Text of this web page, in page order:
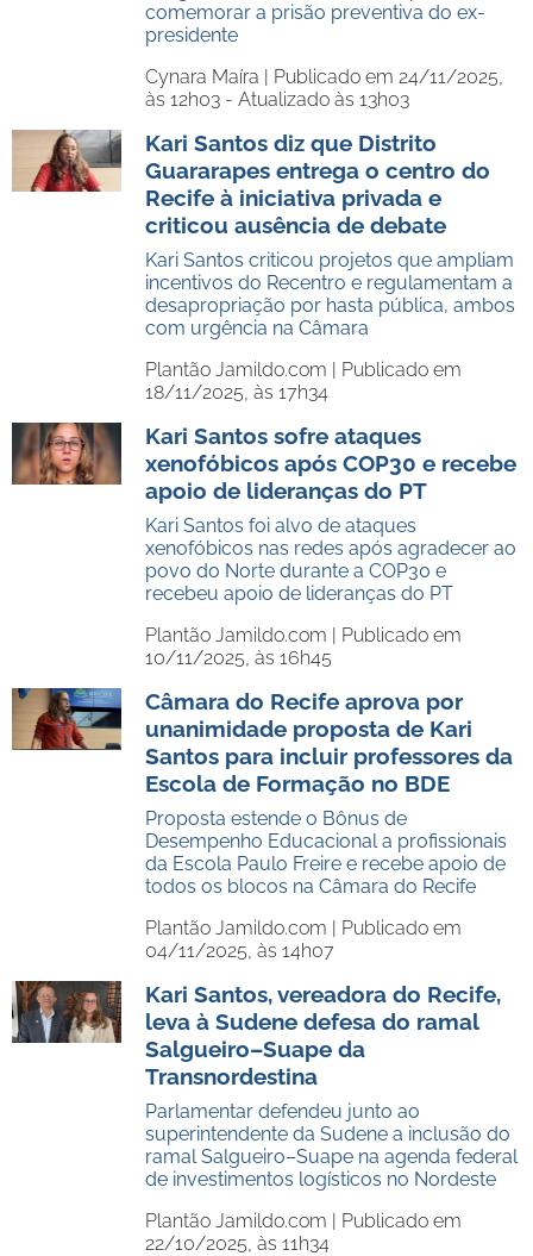
comemorar a prisão preventiva do ex-
presidente
Cynara Maíra | Publicado em 24/11/2025,
às 12h03 - Atualizado às 13h03
Kari Santos diz que Distrito
Guararapes entrega o centro do
Recife à iniciativa privada e
criticou ausência de debate
Kari Santos criticou projetos que ampliam
incentivos do Recentro e regulamentam a
desapropriação por hasta pública, ambos
com urgência na Câmara
Plantão Jamildo.com | Publicado em
18/11/2025, às 17h34
Kari Santos sofre ataques
xenofóbicos após COP30 e recebe
apoio de lideranças do PT
Kari Santos foi alvo de ataques
xenofóbicos nas redes após agradecer ao
povo do Norte durante a COP30 e
recebeu apoio de lideranças do PT
Plantão Jamildo.com | Publicado em
10/11/2025, às 16h45
Câmara do Recife aprova por
unanimidade proposta de Kari
Santos para incluir professores da
Escola de Formação no BDE
Proposta estende o Bônus de
Desempenho Educacional a profissionais
da Escola Paulo Freire e recebe apoio de
todos os blocos na Câmara do Recife
Plantão Jamildo.com | Publicado em
04/11/2025, às 14h07
Kari Santos, vereadora do Recife,
leva à Sudene defesa do ramal
Salgueiro–Suape da
Transnordestina
Parlamentar defendeu junto ao
superintendente da Sudene a inclusão do
ramal Salgueiro–Suape na agenda federal
de investimentos logísticos no Nordeste
Plantão Jamildo.com | Publicado em
22/10/2025, às 11h34